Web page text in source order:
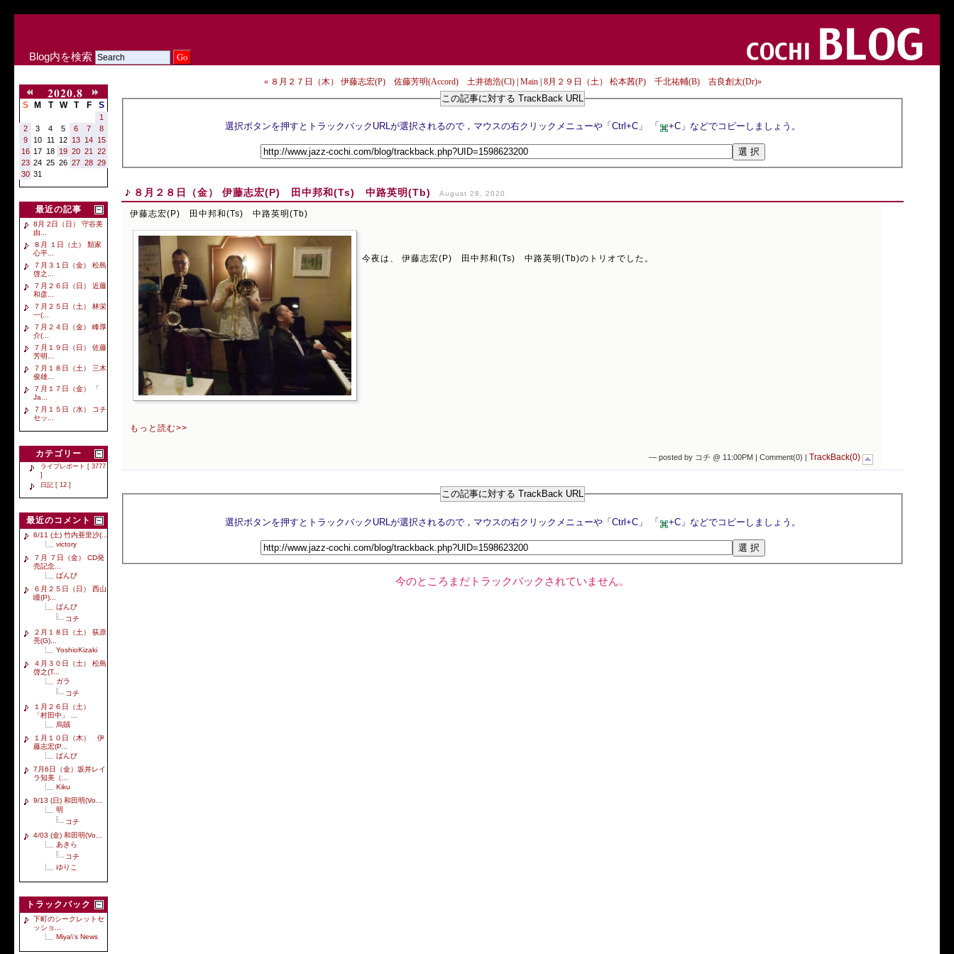
Blog内を検索
2020.8
S M T W T F S
1
2
3 4 5 6 7
8
9
10 11 12 13 14 15
16 17 18 19 20 21
22
23 24 25 26 27 28 29
30 31
最近の記事
8月 2日（日） 守谷美
由...
８月 １日（土） 類家
心平...
７月３１日（金） 松島
啓之...
７月２６日（日） 近藤
和彦...
７月２５日（土） 林栄
一(...
７月２４日（金） 峰厚
介(...
７月１９日（日） 佐藤
芳明...
７月１８日（土） 三木
俊雄...
７月１７日（金） 「
Ja...
７月１５日（水） コチ
セッ...
カテゴリー
ライブレポート [ 3777
]
日記 [ 12 ]
最近のコメント
6/11 (土) 竹内亜里沙(...
victory
７月 ７日（金） CD発
売記念...
ばんび
６月２５日（日） 西山
瞳(P)...
ばんび
コチ
２月１８日（土） 荻原
亮(G)...
YoshioKizaki
４月３０日（土） 松島
啓之(T...
ガラ
コチ
１月２６日（土）
「村田中」 ...
烏賊
１月１０日（木） 伊
藤志宏(P...
ばんび
7月6日（金）坂井レイ
ラ知美（...
Kiku
9/13 (日) 和田明(Vo...
明
コチ
4/03 (金) 和田明(Vo...
あきら
コチ
ゆりこ
トラックバック
下町のシークレットセ
ッショ...
Miya\'s News
« ８月２７日（木） 伊藤志宏(P) 佐藤芳明(Accord) 土井徳浩(Cl)| Main| 8月２９日（土） 松本茜(P) 千北祐輔(B) 吉良創太(Dr)»
この記事に対する TrackBack URL
選択ボタンを押すとトラックバックURLが選択されるので，マウスの右クリックメニューや「Ctrl+C」 「 +C」などでコピーしましょう。
８月２８日（金） 伊藤志宏(P) 田中邦和(Ts) 中路英明(Tb) August 28, 2020
伊藤志宏(P) 田中邦和(Ts) 中路英明(Tb)
今夜は、 伊藤志宏(P) 田中邦和(Ts) 中路英明(Tb)のトリオでした。
もっと読む>>
— posted by コチ @ 11:00PM | Comment(0) | TrackBack(0)
この記事に対する TrackBack URL
選択ボタンを押すとトラックバックURLが選択されるので，マウスの右クリックメニューや「Ctrl+C」 「 +C」などでコピーしましょう。
今のところまだトラックバックされていません。